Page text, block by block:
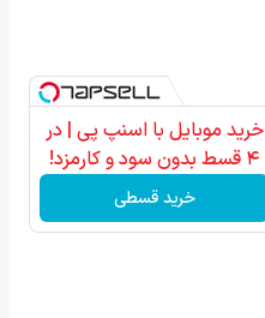
خرید موبایل با اسنپ پی | در
۴ قسط بدون سود و کارمزد!
خرید قسطی